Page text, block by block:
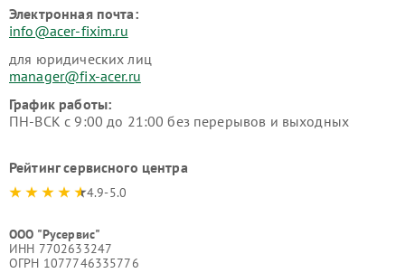
Электронная почта:
info@acer-fixim.ru
для юридических лиц
manager@fix-acer.ru
График работы:
ПН-ВСК с 9:00 до 21:00 без перерывов и выходных
Рейтинг сервисного центра
4.9-5.0
ООО "Русервис"
ИНН 7702633247
ОГРН 1077746335776